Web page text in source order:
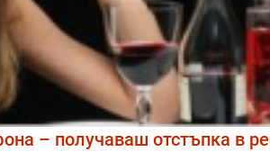
– получаваш отстъпка в